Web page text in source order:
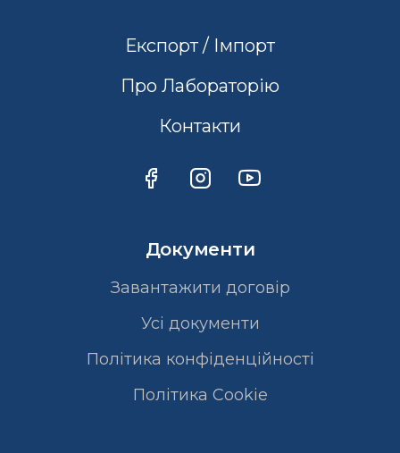
Експорт / Імпорт
Про Лабораторію
Контакти
Документи
Завантажити договір
Усі документи
Політика конфіденційності
Полiтика Cookie